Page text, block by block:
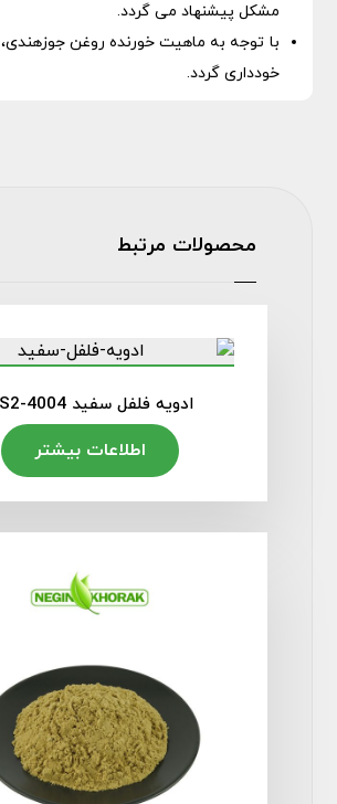
مشکل پیشنهاد می گردد.
با توجه به ماهیت خورنده روغن جوزهندی،
خودداری گردد.
محصولات مرتبط
ادویه فلفل سفید GS2-4004
اطلاعات بیشتر